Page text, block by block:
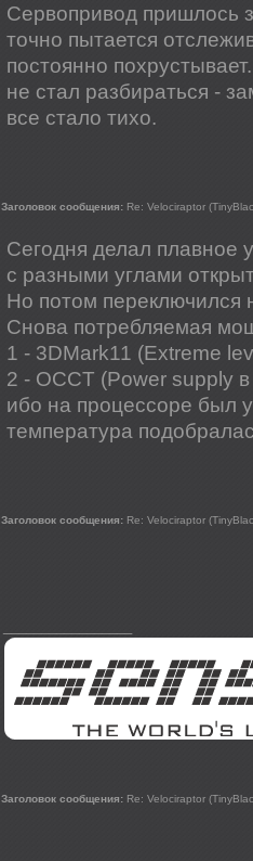
Сервопривод пришлось
точно пытается
постоянно
не стал разбираться -
все стало тихо.
Заголовок сообщения: Re: Velociraptor
Сегодня делал плавное
с разными углами
Но потом переключился
Снова потребляемая
1 - 3DMark11 (Extreme
2 - OCCT (Power supply
ибо на процессоре был
температура
Заголовок сообщения: Re: Velociraptor
Заголовок сообщения: Re: Velociraptor